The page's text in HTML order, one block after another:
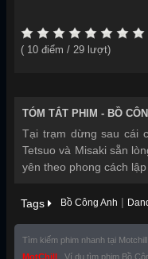
( 10 điểm / 29 lượt)
TÓM TẮT PHIM - BỒ
Tại trạm dừng sau cái
Tetsuo và Misaki sẵn
yên theo phong cách
Tags Bồ Công Anh |
Tìm kiếm phim nhanh tại
MotChill
. Ví dụ tìm phim Bồ